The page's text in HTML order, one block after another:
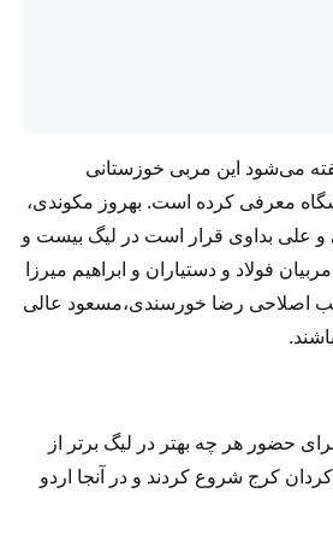
می‌شود این مربی خوزستانی
معرفی کرده است. بهروز مکوندی،
و علی بداوی قرار است در لیگ بیست و
فولاد و دستیاران و ابراهیم میرزا
اصلاحی رضا خورسندی،مسعود عالی
حضور هر چه بهتر در لیگ برتر از
کرج شروع کردند و در آنجا اردو